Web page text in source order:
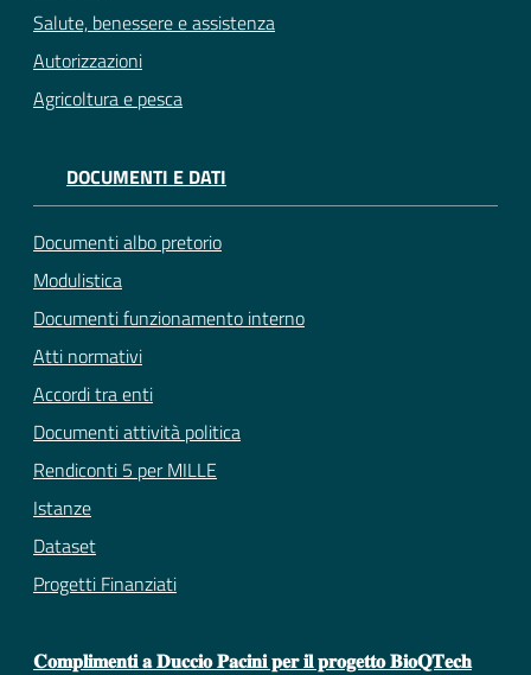
Salute, benessere e assistenza
Autorizzazioni
Agricoltura e pesca
DOCUMENTI E DATI
Documenti albo pretorio
Modulistica
Documenti funzionamento interno
Atti normativi
Accordi tra enti
Documenti attività politica
Rendiconti 5 per MILLE
Istanze
Dataset
Progetti Finanziati
𝐂𝐨𝐦𝐩𝐥𝐢𝐦𝐞𝐧𝐭𝐢 𝐚 𝐃𝐮𝐜𝐜𝐢𝐨 𝐏𝐚𝐜𝐢𝐧𝐢 𝐩𝐞𝐫 𝐢𝐥 𝐩𝐫𝐨𝐠𝐞𝐭𝐭𝐨 𝐁𝐢𝐨𝐐𝐓𝐞𝐜𝐡